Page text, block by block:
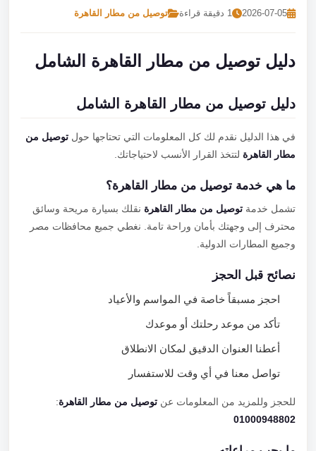
2026-07-05 1 دقيقة قراءة توصيل من مطار القاهرة
دليل توصيل من مطار القاهرة الشامل
دليل توصيل من مطار القاهرة الشامل
في هذا الدليل نقدم لك كل المعلومات التي تحتاجها حولتوصيل من
مطار القاهرةلتتخذ القرار الأنسب لاحتياجاتك.
ما هي خدمة توصيل من مطار القاهرة؟
تشمل خدمةتوصيل من مطار القاهرةنقلك بسيارة مريحة وسائق
محترف إلى وجهتك بأمان وراحة تامة. نغطي جميع محافظات مصر
وجميع المطارات الدولية.
نصائح قبل الحجز
احجز مسبقاً خاصة في المواسم والأعياد
تأكد من موعد رحلتك أو موعدك
أعطنا العنوان الدقيق لمكان الانطلاق
تواصل معنا في أي وقت للاستفسار
للحجز وللمزيد من المعلومات عنتوصيل من مطار القاهرة:
01000948802